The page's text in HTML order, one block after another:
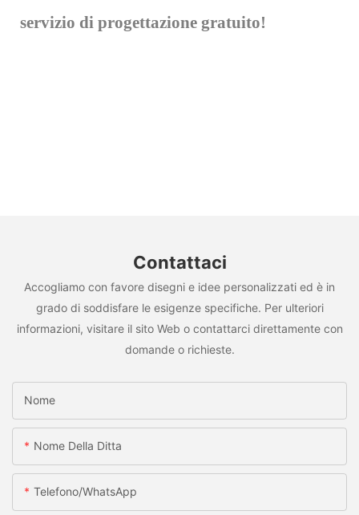
servizio di progettazione gratuito!
Contattaci
Accogliamo con favore disegni e idee personalizzati ed è in
grado di soddisfare le esigenze specifiche. Per ulteriori
informazioni, visitare il sito Web o contattarci direttamente con
domande o richieste.
Nome
Nome Della Ditta
Telefono/WhatsApp